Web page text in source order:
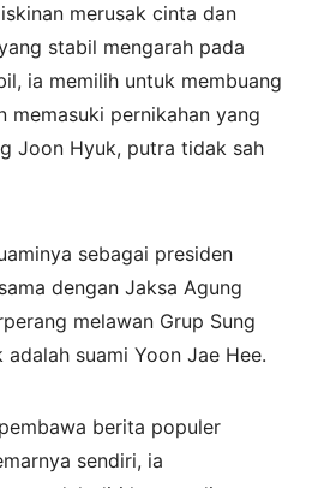
merusak cinta dan
stabil mengarah pada
ia memilih untuk membuang
memasuki pernikahan yang
Joon Hyuk, putra tidak sah
sebagai presiden
dengan Jaksa Agung
melawan Grup Sung
suami Yoon Jae Hee.
berita populer
sendiri, ia